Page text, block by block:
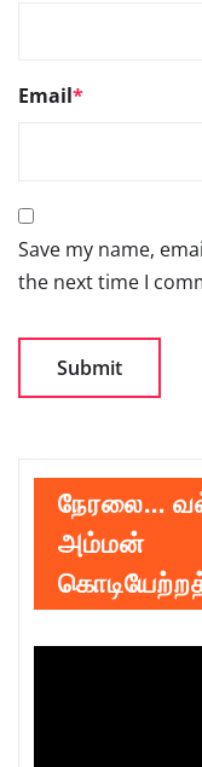
Email*
Save my name,
the next time I
நேரலை…
அம்மன்